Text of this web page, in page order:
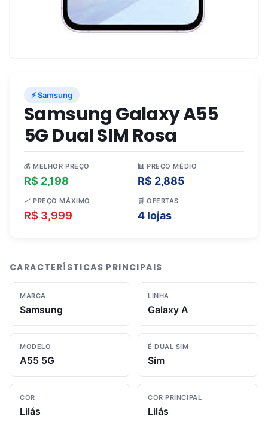
⚡ Samsung
Samsung Galaxy A55
5G Dual SIM Rosa
💰 MELHOR PREÇO
R$ 2,198
📊 PREÇO MÉDIO
R$ 2,885
📈 PREÇO MÁXIMO
R$ 3,999
🛒 OFERTAS
4 lojas
CARACTERÍSTICAS PRINCIPAIS
MARCA
Samsung
LINHA
Galaxy A
MODELO
A55 5G
É DUAL SIM
Sim
COR
Lilás
COR PRINCIPAL
Lilás